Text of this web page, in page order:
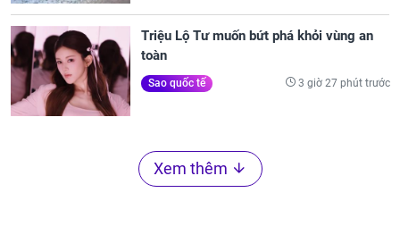
Triệu Lộ Tư muốn bứt phá khỏi vùng an
toàn
Sao quốc tế 3 giờ 27 phút trước
Xem thêm